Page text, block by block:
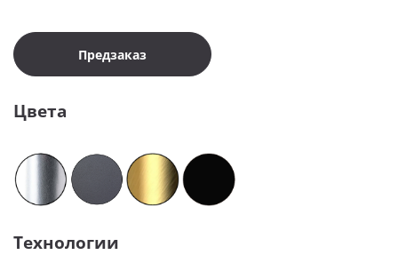
Предзаказ
Цвета
Технологии